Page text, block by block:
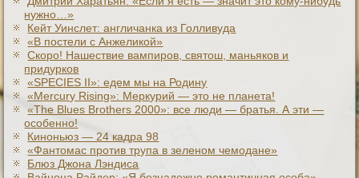
нужно…»
Кейт Уинслет: англичанка из Голливуда
«В постели с Анжеликой»
Скоро! Нашествие вампиров, святош, маньяков и
придурков
«SPECIES II»: едем мы на Родину
«Mercury Rising»: Меркурий — это не планета!
«The Blues Brothers 2000»: все люди — братья. А эти —
особенно!
Киноньюз — 24 кадра 98
«Фантомас против трупа в зеленом чемодане»
Блюз Джона Лэндиса